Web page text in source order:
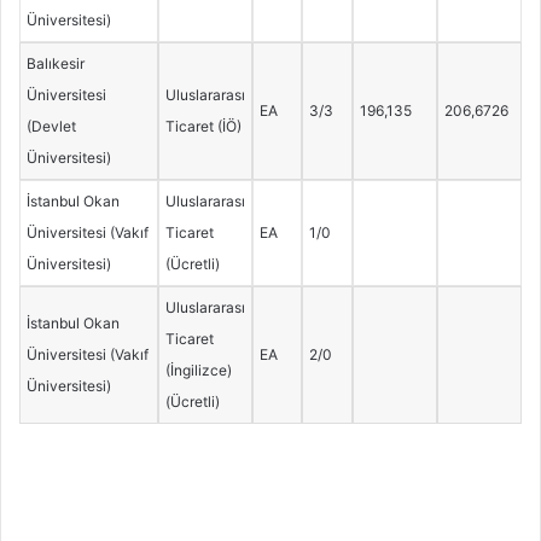
Üniversitesi)
Balıkesir
Üniversitesi
(Devlet
Üniversitesi)
Uluslararası
Ticaret (İÖ)
EA 3/3 196,135 206,6726
İstanbul Okan
Üniversitesi (Vakıf
Üniversitesi)
Uluslararası
Ticaret
(Ücretli)
EA 1/0
İstanbul Okan
Üniversitesi (Vakıf
Üniversitesi)
Uluslararası
Ticaret
(İngilizce)
(Ücretli)
EA 2/0